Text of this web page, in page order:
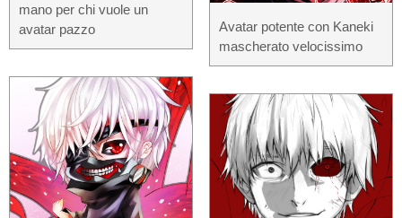
mano per chi vuole un
avatar pazzo
Avatar potente con Kaneki
mascherato velocissimo